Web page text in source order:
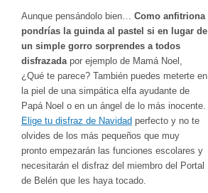
Aunque pensándolo bien… Como anfitriona
pondrías la guinda al pastel si en lugar de
un simple gorro sorprendes a todos
disfrazada por ejemplo de Mamá Noel,
¿Qué te parece? También puedes meterte en
la piel de una simpática elfa ayudante de
Papá Noel o en un ángel de lo más inocente.
Elige tu disfraz de Navidad perfecto y no te
olvides de los más pequeños que muy
pronto empezarán las funciones escolares y
necesitarán el disfraz del miembro del Portal
de Belén que les haya tocado.